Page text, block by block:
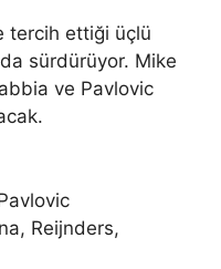
tercih ettiği üçlü
sürdürüyor. Mike
ve Pavlovic
Reijnders,